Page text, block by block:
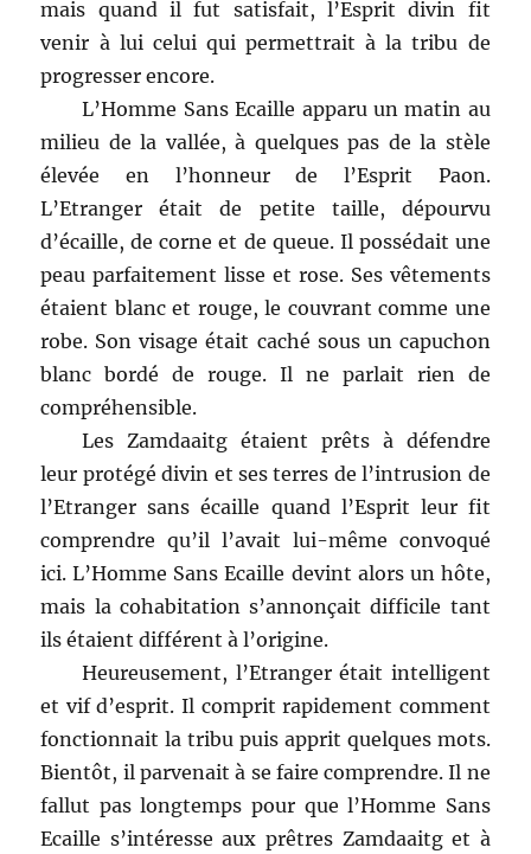
mais quand il fut satisfait, l’Esprit divin fit
venir à lui celui qui permettrait à la tribu de
progresser encore.
L’Homme Sans Ecaille apparu un matin au
milieu de la vallée, à quelques pas de la stèle
élevée en l’honneur de l’Esprit Paon.
L’Etranger était de petite taille, dépourvu
d’écaille, de corne et de queue. Il possédait une
peau parfaitement lisse et rose. Ses vêtements
étaient blanc et rouge, le couvrant comme une
robe. Son visage était caché sous un capuchon
blanc bordé de rouge. Il ne parlait rien de
compréhensible.
Les Zamdaaitg étaient prêts à défendre
leur protégé divin et ses terres de l’intrusion de
l’Etranger sans écaille quand l’Esprit leur fit
comprendre qu’il l’avait lui-même convoqué
ici. L’Homme Sans Ecaille devint alors un hôte,
mais la cohabitation s’annonçait difficile tant
ils étaient différent à l’origine.
Heureusement, l’Etranger était intelligent
et vif d’esprit. Il comprit rapidement comment
fonctionnait la tribu puis apprit quelques mots.
Bientôt, il parvenait à se faire comprendre. Il ne
fallut pas longtemps pour que l’Homme Sans
Ecaille s’intéresse aux prêtres Zamdaaitg et à